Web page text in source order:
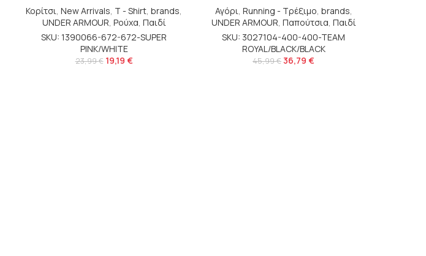
Κορίτσι, New Arrivals, T - Shirt, brands,
UNDER ARMOUR, Ρούχα, Παιδί
SKU: 1390066-672-672-SUPER
PINK/WHITE
23,99€ 19,19 €
Αγόρι, Running - Τρέξιμο, brands,
UNDER ARMOUR, Παπούτσια, Παιδί
SKU: 3027104-400-400-TEAM
ROYAL/BLACK/BLACK
45,99€36,79 €